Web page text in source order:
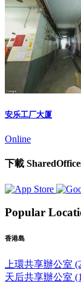
安乐工厂大厦
Online
下載
Popular
香港島
上環共享辦公室
天后共享辦公室